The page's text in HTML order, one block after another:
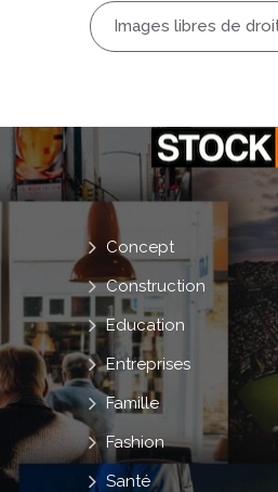
Images libres de
Concept
Construction
Education
Entreprises
Famille
Fashion
Santé